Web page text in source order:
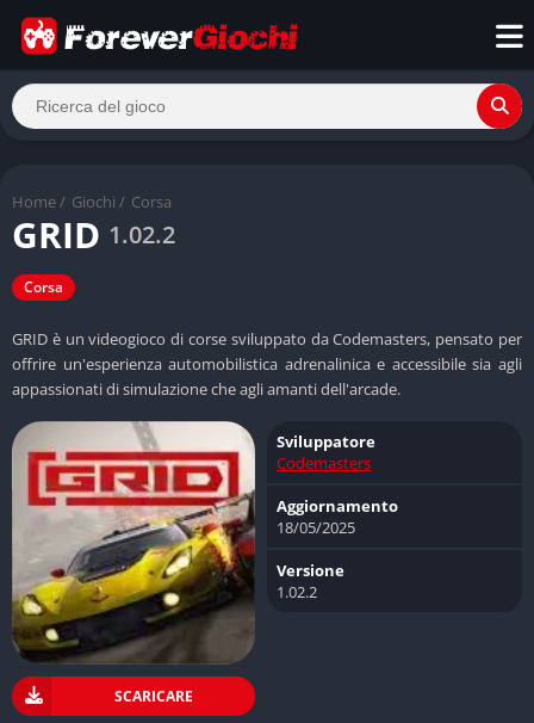
Home / Giochi / Corsa
GRID 1.02.2
Corsa
GRID è un videogioco di corse sviluppato da Codemasters, pensato per
offrire un'esperienza automobilistica adrenalinica e accessibile sia agli
appassionati di simulazione che agli amanti dell'arcade.
SCARICARE
Sviluppatore
Codemasters
Aggiornamento
18/05/2025
Versione
1.02.2